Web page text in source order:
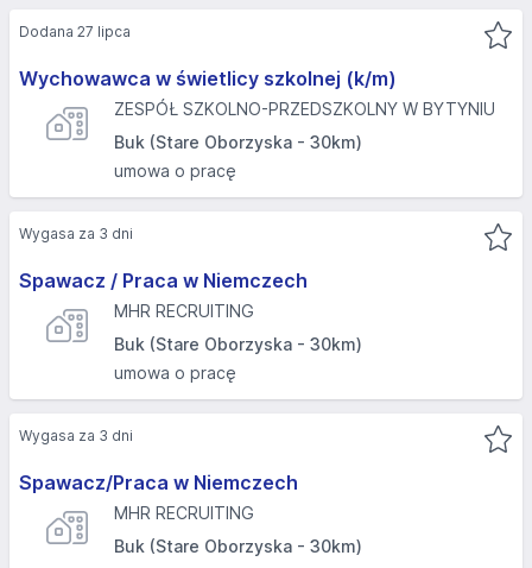
Wychowawca w świetlicy szkolnej (k/m)
ZESPÓŁ SZKOLNO-PRZEDSZKOLNY W BYTYNIU
Buk (Stare Oborzyska - 30km)
umowa o pracę
Dodana 27 lipca
Spawacz / Praca w Niemczech
MHR RECRUITING
Buk (Stare Oborzyska - 30km)
umowa o pracę
Wygasa za 3 dni
Spawacz/Praca w Niemczech
MHR RECRUITING
Buk (Stare Oborzyska - 30km)
Wygasa za 3 dni